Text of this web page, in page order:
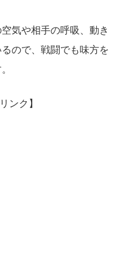
気や相手の呼吸、動き
ので、戦闘でも味方を
ンク】